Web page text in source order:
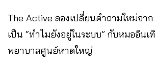
The Active ลองเปลี่ยนคำถามใหม่จาก
เป็น “ทำไมยังอยู่ในระบบ” กับหมออินเ
พยาบาลศูนย์หาดใหญ่